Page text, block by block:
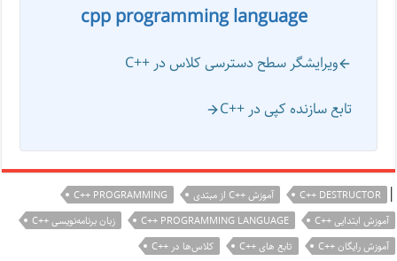
cpp programming language
ویرایشگر سطح دسترسی کلاس در ++C
تابع سازنده کپی در ++C
|
C++ DESTRUCTOR آموزش ++C از مبتدی
C++ PROGRAMMING
آموزش ابتدایی ++C
C++ PROGRAMMING LANGUAGE
زبان برنامه‌نویسی ++C
آموزش رایگان ++C
تابع های ++C کلاس‌ها در ++C